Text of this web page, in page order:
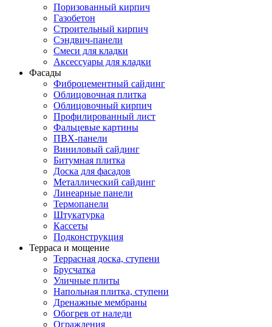
Поризованный кирпич
Газобетон
Строительный кирпич
Сэндвич-панели
Смеси для кладки
Аксессуары для кладки
Фасады
Фиброцементный сайдинг
Облицовочная плитка
Облицовочный кирпич
Профилированный лист
Фальцевые картины
ПВХ-панели
Виниловый сайдинг
Битумная плитка
Доска для фасадов
Металлический сайдинг
Линеарные панели
Термопанели
Штукатурка
Кассеты
Подконструкция
Терраса и мощение
Террасная доска, ступени
Брусчатка
Уличные плиты
Напольная плитка, ступени
Дренажные мембраны
Обогрев от наледи
Ограждения